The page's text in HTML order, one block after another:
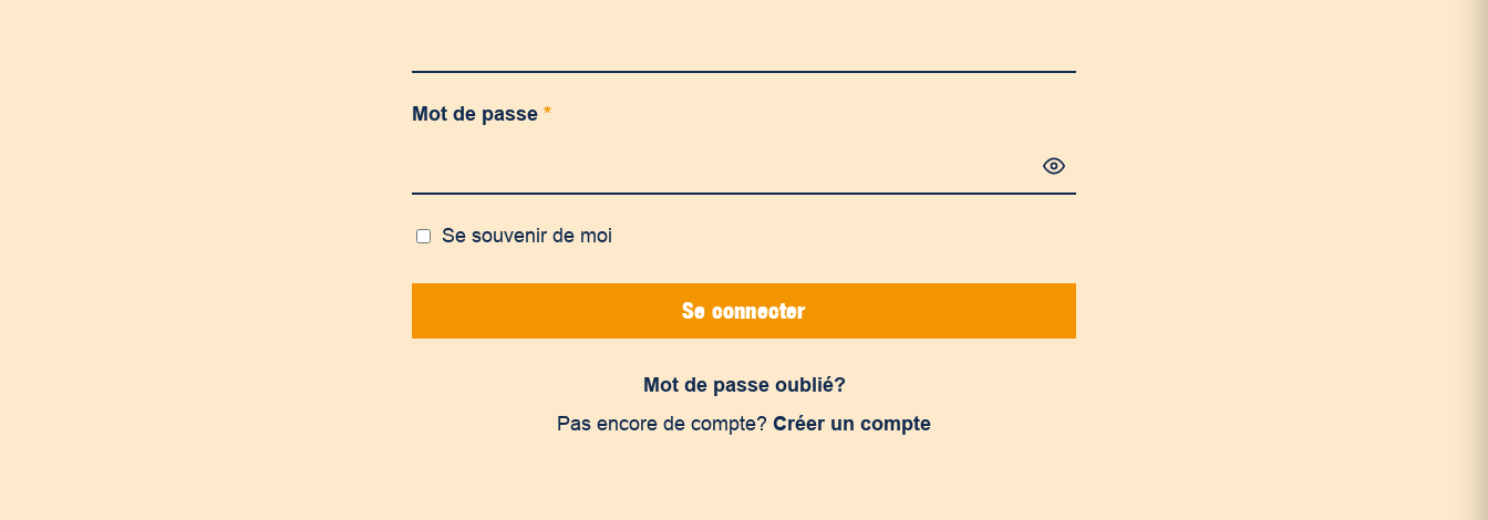
Mot de passe *
Se souvenir de moi
Se connecter
Mot de passe oublié?
Pas encore de compte? Créer un compte